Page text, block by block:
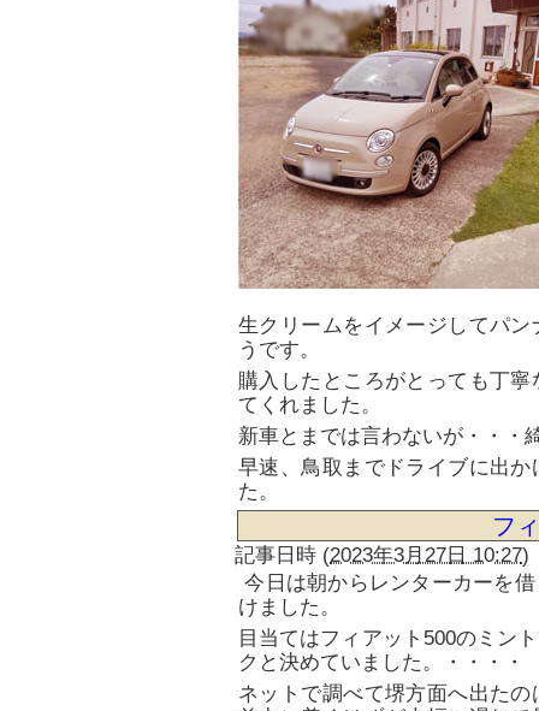
生クリームをイメージしてパ
うです。
購入したところがとっても丁
てくれました。
新車とまでは言わないが・・・
早速、鳥取までドライブに出
た。
フ
記事日時 (2023年3月27日 10:27)
今日は朝からレンターカーを
けました。
目当てはフィアット500のミン
クと決めていました。・・・・
ネットで調べて堺方面へ出た